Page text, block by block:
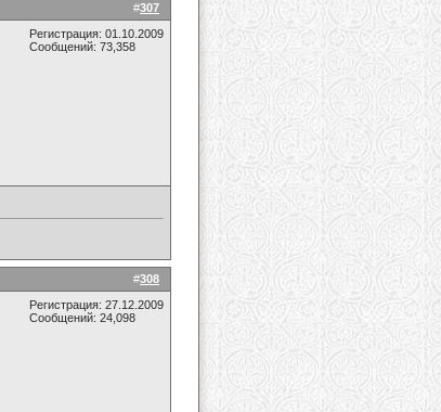
#307
Регистрация: 01.10.2009
Сообщений: 73,358
#308
Регистрация: 27.12.2009
Сообщений: 24,098